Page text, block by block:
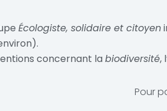
Écologiste, solidaire et citoyen
concernant la biodiversité,
Pour